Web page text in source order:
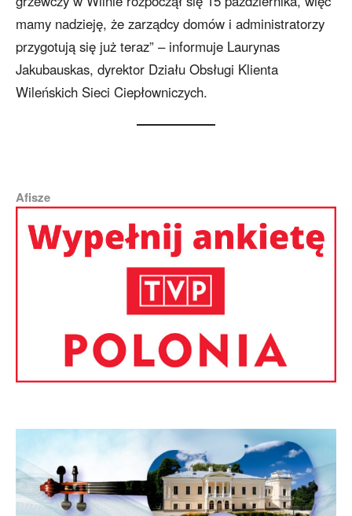
mamy nadzieję, że zarządcy domów i administratorzy
przygotują się już teraz” – informuje Laurynas
Jakubauskas, dyrektor Działu Obsługi Klienta
Wileńskich Sieci Ciepłowniczych.
Afisze